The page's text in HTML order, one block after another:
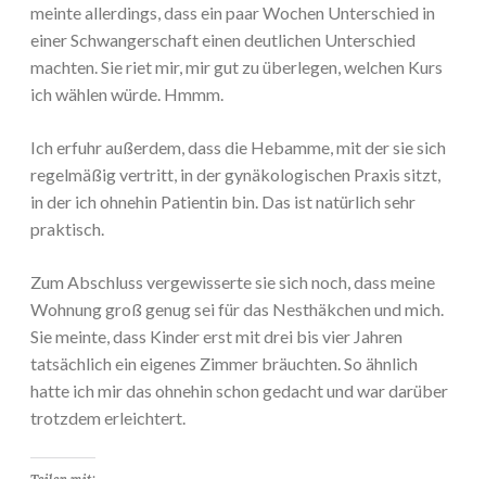
meinte allerdings, dass ein paar Wochen Unterschied in
einer Schwangerschaft einen deutlichen Unterschied
machten. Sie riet mir, mir gut zu überlegen, welchen Kurs
ich wählen würde. Hmmm.
Ich erfuhr außerdem, dass die Hebamme, mit der sie sich
regelmäßig vertritt, in der gynäkologischen Praxis sitzt,
in der ich ohnehin Patientin bin. Das ist natürlich sehr
praktisch.
Zum Abschluss vergewisserte sie sich noch, dass meine
Wohnung groß genug sei für das Nesthäkchen und mich.
Sie meinte, dass Kinder erst mit drei bis vier Jahren
tatsächlich ein eigenes Zimmer bräuchten. So ähnlich
hatte ich mir das ohnehin schon gedacht und war darüber
trotzdem erleichtert.